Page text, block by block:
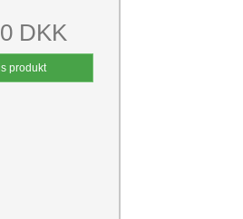
DKK
produkt